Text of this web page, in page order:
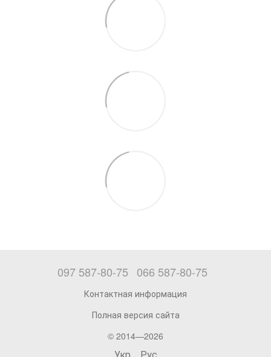
097 587-80-75 066 587-80-75
Контактная информация
Полная версия сайта
© 2014—2026